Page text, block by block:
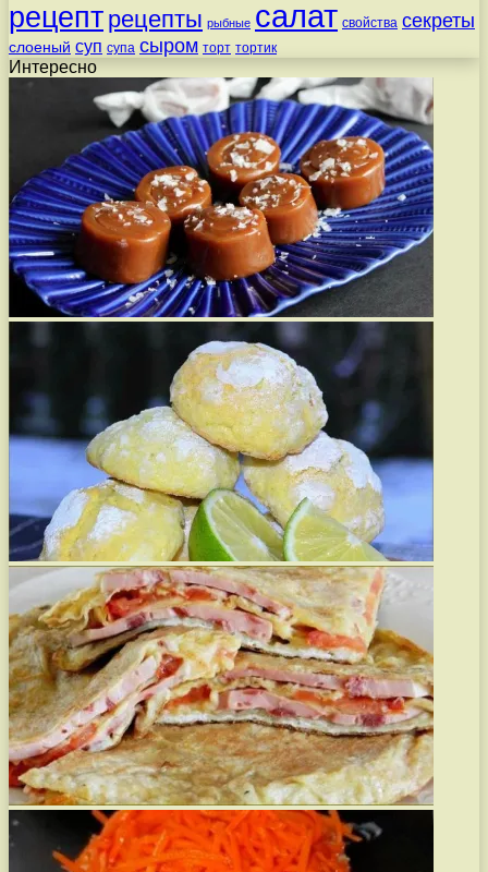
рецепт рецепты рыбные салат свойства секреты
слоеный суп супа сыром торт тортик
Интересно